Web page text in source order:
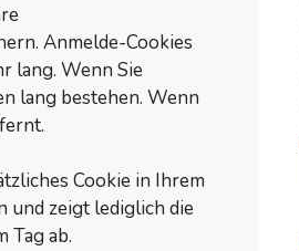
Anmelde-Cookies
lang. Wenn Sie
lang bestehen. Wenn
Cookie in Ihrem
und zeigt lediglich die
Tag ab.